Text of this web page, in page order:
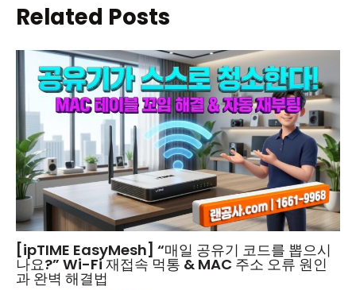
Related Posts
[ipTIME EasyMesh] “매일 공유기 코드를 뽑으시
나요?” Wi-Fi 재접속 먹통 & MAC 주소 오류 원인
과 완벽 해결법